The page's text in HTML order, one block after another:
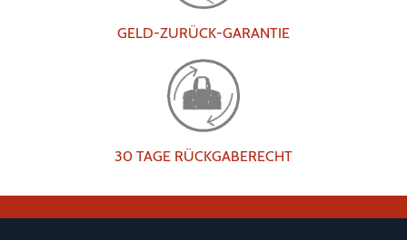
GELD-ZURÜCK-GARANTIE
30 TAGE RÜCKGABERECHT